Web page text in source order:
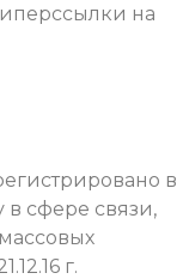
на
в
сфере связи,
г.